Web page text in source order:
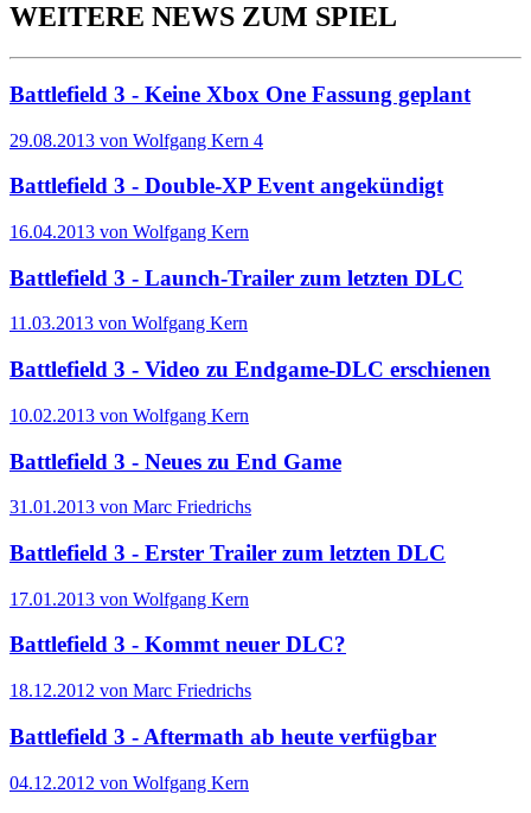
WEITERE NEWS ZUM SPIEL
Battlefield 3 - Keine Xbox One Fassung geplant
29.08.2013 von Wolfgang Kern 4
Battlefield 3 - Double-XP Event angekündigt
16.04.2013 von Wolfgang Kern
Battlefield 3 - Launch-Trailer zum letzten DLC
11.03.2013 von Wolfgang Kern
Battlefield 3 - Video zu Endgame-DLC erschienen
10.02.2013 von Wolfgang Kern
Battlefield 3 - Neues zu End Game
31.01.2013 von Marc Friedrichs
Battlefield 3 - Erster Trailer zum letzten DLC
17.01.2013 von Wolfgang Kern
Battlefield 3 - Kommt neuer DLC?
18.12.2012 von Marc Friedrichs
Battlefield 3 - Aftermath ab heute verfügbar
04.12.2012 von Wolfgang Kern